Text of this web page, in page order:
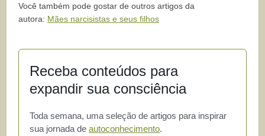
Você também pode gostar de outros artigos da
autora: Mães narcisistas e seus filhos
Receba conteúdos para
expandir sua consciência
Toda semana, uma seleção de artigos para inspirar
sua jornada deautoconhecimento.